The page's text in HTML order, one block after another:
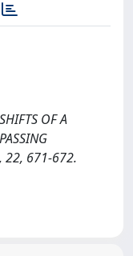
OF A
22, 671-672.